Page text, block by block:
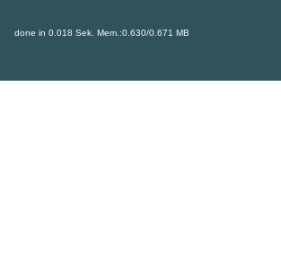
done in 0.018 Sek. Mem.:0.630/0.671 MB